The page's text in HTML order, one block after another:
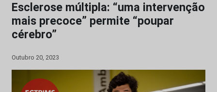
Esclerose múltipla: “uma intervenção
mais precoce” permite “poupar
cérebro”
Outubro 20, 2023